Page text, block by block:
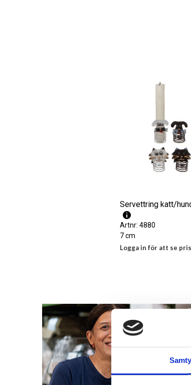
Servettring katt/
Artnr: 4880
7 cm
Logga in för att se pris